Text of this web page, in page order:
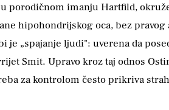
porodičnom imanju Hartfild,
hipohondrijskog oca, bez
je „spajanje ljudi": uverena da
Smit. Upravo kroz taj odnos
za kontrolom često prikriva